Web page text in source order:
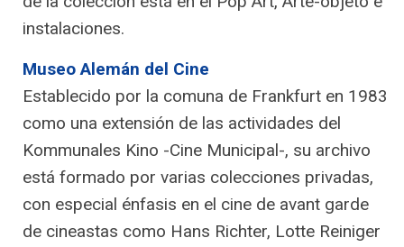
instalaciones.
Museo Alemán del Cine
Establecido por la comuna de Frankfurt en 1983
como una extensión de las actividades del
Kommunales Kino -Cine Municipal-, su archivo
está formado por varias colecciones privadas,
con especial énfasis en el cine de avant garde
de cineastas como Hans Richter, Lotte Reiniger